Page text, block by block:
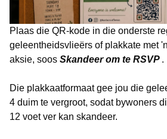
Plaas die QR-kode in die onderste
geleentheidsvlieërs of plakkate met
aksie, soos Skandeer om te RSVP .
Die plakkaatformaat gee jou die
4 duim te vergroot, sodat bywoners
12 voet ver kan skandeer.